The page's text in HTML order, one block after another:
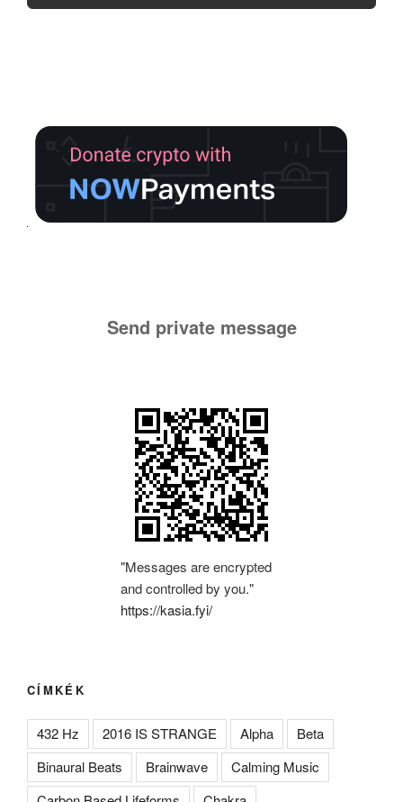
Send private message
"Messages are encrypted
and controlled by you."
https://kasia.fyi/
CÍMKÉK
432 Hz 2016 IS STRANGE Alpha
Beta
Binaural Beats
Brainwave
Calming Music